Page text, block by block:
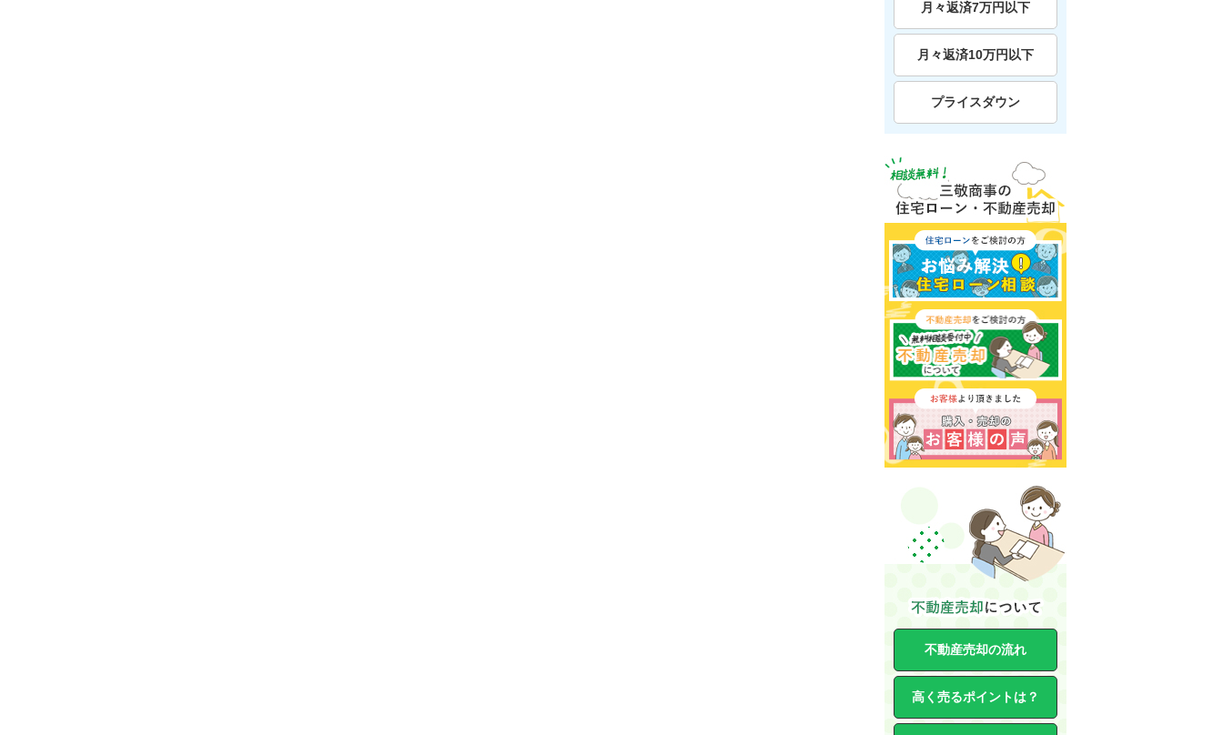
月々返済7万円以下
月々返済10万円以下
プライスダウン
不動産売却の流れ
高く売るポイントは？